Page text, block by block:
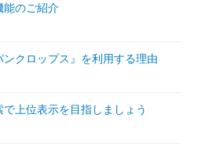
能のご紹介
クロップス』を利用する理由
上位表示を目指しましょう